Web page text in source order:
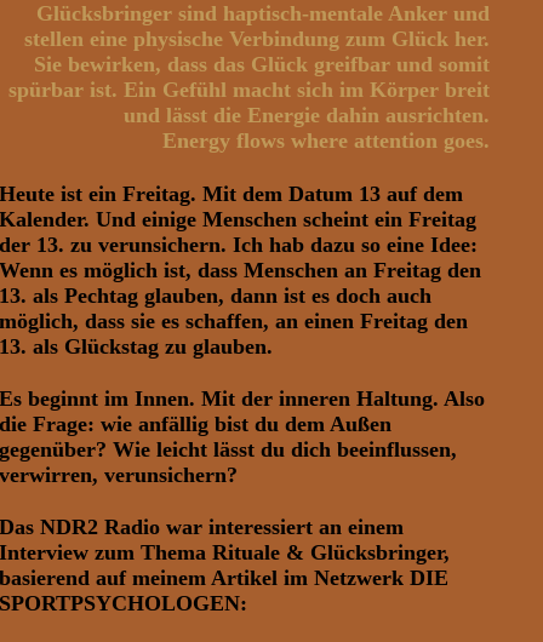
Glücksbringer sind haptisch-mentale Anker und
stellen eine physische Verbindung zum Glück her.
Sie bewirken, dass das Glück greifbar und somit
spürbar ist. Ein Gefühl macht sich im Körper breit
und lässt die Energie dahin ausrichten.
Energy flows where attention goes.
Heute ist ein Freitag. Mit dem Datum 13 auf dem
Kalender. Und einige Menschen scheint ein Freitag
der 13. zu verunsichern. Ich hab dazu so eine Idee:
Wenn es möglich ist, dass Menschen an Freitag den
13. als Pechtag glauben, dann ist es doch auch
möglich, dass sie es schaffen, an einen Freitag den
13. als Glückstag zu glauben.
Es beginnt im Innen. Mit der inneren Haltung. Also
die Frage: wie anfällig bist du dem Außen
gegenüber? Wie leicht lässt du dich beeinflussen,
verwirren, verunsichern?
Das NDR2 Radio war interessiert an einem
Interview zum Thema Rituale & Glücksbringer,
basierend auf meinem Artikel im Netzwerk DIE
SPORTPSYCHOLOGEN: